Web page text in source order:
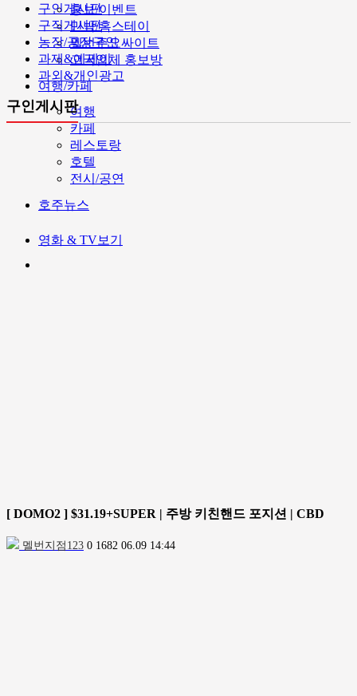
홍보/이벤트
민박/홈스테이
멜번주요싸이트
고국업체 홍보방
여행/카페
여행
카페
레스토랑
호텔
전시/공연
호주뉴스
영화 & TV보기
구인게시판
구직게시판
농장/공장구인
과제&에세이
과외&개인광고
구인게시판
[ DOMO2 ] $31.19+SUPER | 주방 키친핸드 포지션 | CBD
멜번지점123 0 1682 06.09 14:44